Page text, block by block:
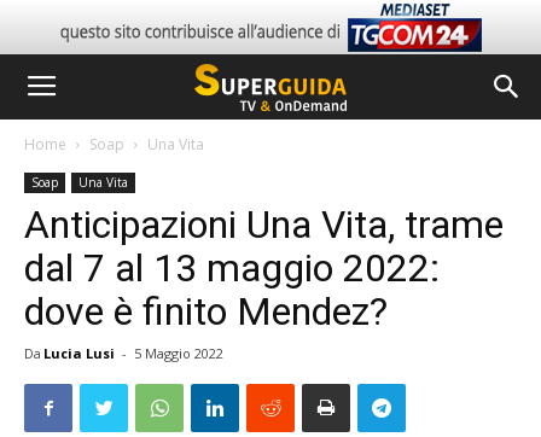
Home Soap Una Vita
Soap Una Vita
Anticipazioni Una Vita, trame
dal 7 al 13 maggio 2022:
dove è finito Mendez?
Da Lucia Lusi - 5 Maggio 2022